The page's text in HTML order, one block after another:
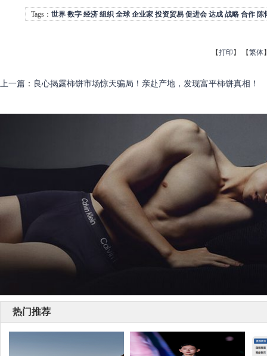
Tags： 世界 数字 经济 组织 全球 企业家 投资贸易 促进会 达成 战略 合作 陈
【打印 】 【繁体
上一篇 ： 良心揭露柿饼市场惊天骗局！亲赴产地，发现富平柿饼真相！
热门推荐